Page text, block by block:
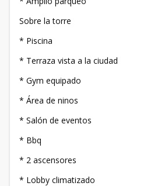
Sobre la torre
* Piscina
* Terraza vista a la ciudad
* Gym equipado
* Área de ninos
* Salón de eventos
* Bbq
* 2 ascensores
* Lobby climatizado